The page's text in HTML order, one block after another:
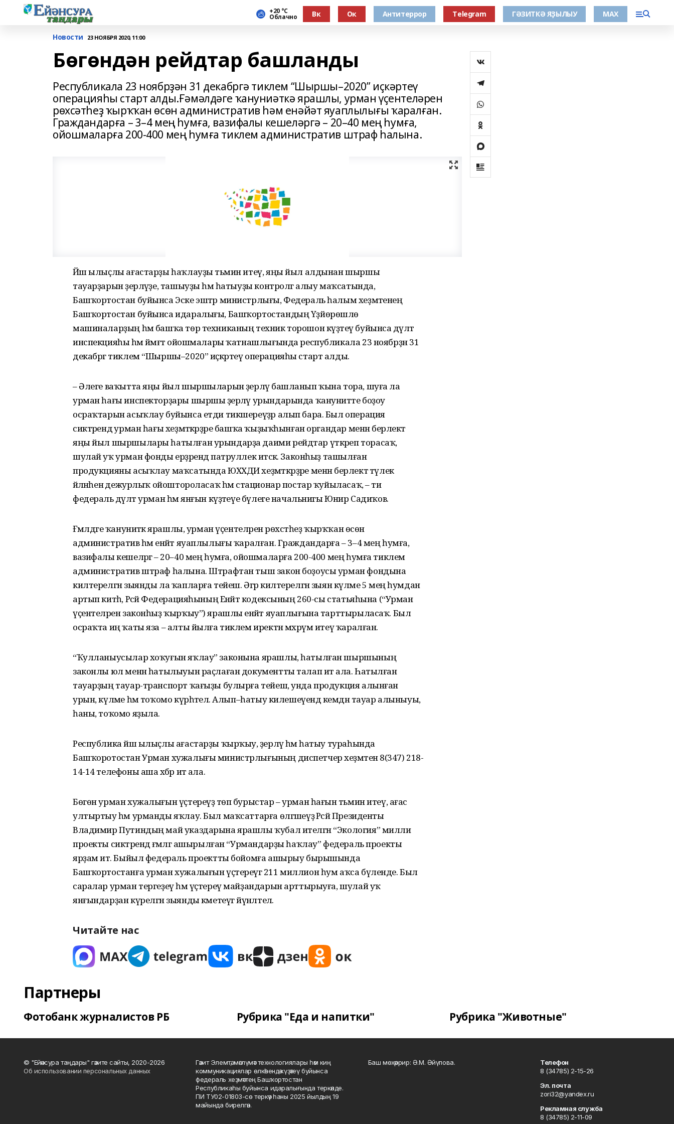
+20 °С
Облачно Вк Ок Антитеррор Тelegram ГӘЗИТКӘ ЯҘЫЛЫУ МАХ
Новости 23 НОЯБРЯ 2020, 11:00
Бөгөндән рейдтар башланды
Республикала 23 ноябрҙән 31 декабргә тиклем “Шыршы–2020” иҫкәртеү
операцияһы старт алды.Ғәмәлдәге ҡануниәткә ярашлы, урман үҫентеләрен
рөхсәтһеҙ ҡырҡҡан өсөн административ һәм енәйәт яуаплылығы ҡаралған.
Граждандарға – 3–4 мең һумға, вазифалы кешеләргә – 20–40 мең һумға,
ойошмаларға 200-400 мең һумға тиклем административ штраф һалына.
Йәш ылыҫлы ағастарҙы һаҡлауҙы тәьмин итеү, яңы йыл алдынан шыршы
тауарҙарын әҙерләүҙе, ташыуҙы һәм һатыуҙы контролгә алыу маҡсатында,
Башҡортостан буйынса Эске эштәр министрлығы, Федераль һалым хеҙмәтенең
Башҡортостан буйынса идаралығы, Башҡортостандың Үҙйөрөшлө
машиналарҙың һәм башҡа төр техниканың техник торошон күҙәтеү буйынса дәүләт
инспекцияһы һәм йәмәғәт ойошмалары ҡатнашлығында республикала 23 ноябрҙән 31
декабргә тиклем “Шыршы–2020” иҫкәртеү операцияһы старт алды.
– Әлеге ваҡытта яңы йыл шыршыларын әҙерләү башланып ҡына тора, шуға ла
урман һағы инспекторҙары шыршы әҙерләү урындарында ҡануниәтте боҙоу
осраҡтарын асыҡлау буйынса етди тикшереүҙәр алып бара. Был операция
сиктәрендә урман һағы хеҙмәткәрҙәре башҡа ҡыҙыҡһынған органдар менән берлектә
яңы йыл шыршылары һатылған урындарҙа даими рейдтар үткәреп торасаҡ,
шулай уҡ урман фонды ерҙәрендә патруллек итәсәк. Законһыҙ ташылған
продукцияны асыҡлау маҡсатында ЮХХДИ хеҙмәткәрҙәре менән берлектә тәүлек
әйләнәһенә дежурлыҡ ойоштороласаҡ һәм стационар постар ҡуйыласаҡ, – ти
федераль дәүләт урман һәм янғын күҙәтеүе бүлеге начальнигы Юнир Садиҡов.
Ғәмәлдәге ҡануниәткә ярашлы, урман үҫентеләрен рөхсәтһеҙ ҡырҡҡан өсөн
административ һәм енәйәт яуаплылығы ҡаралған. Граждандарға – 3–4 мең һумға,
вазифалы кешеләргә – 20–40 мең һумға, ойошмаларға 200-400 мең һумға тиклем
административ штраф һалына. Штрафтан тыш закон боҙоусы урман фондына
килтерелгән зыянды ла ҡапларға тейеш. Әгәр килтерелгән зыян күләме 5 мең һумдан
артып китһә, Рәсәй Федерацияһының Енәйәт кодексының 260-сы статьяһына (“Урман
үҫентеләрен законһыҙ ҡырҡыу”) ярашлы енәйәт яуаплығына тарттырыласаҡ. Был
осраҡта иң ҡаты яза – алты йылға тиклем иректән мәхрүм итеү ҡаралған.
“Ҡулланыусылар хоҡуғын яҡлау” законына ярашлы, һатылған шыршының
законлы юл менән һатылыуын раҫлаған документты талап итә ала. Һатылған
тауарҙың тауар-транспорт ҡағыҙы булырға тейеш, унда продукция алынған
урын, күләме һәм тоҡомо күрһәтелә. Алып–һатыу килешеүендә кемдән тауар алыныуы,
һаны, тоҡомо яҙыла.
Республика йәш ылыҫлы ағастарҙы ҡырҡыу, әҙерләү һәм һатыу тураһында
Башҡоротостан Урман хужалығы министрлығының диспетчер хеҙмәтенә 8(347) 218-
14-14 телефоны аша хәбәр итә ала.
Бөгөн урман хужалығын үҫтереүҙә төп бурыстар – урман һағын тәьмин итеү, ағас
ултыртыу һәм урманды яҡлау. Был маҡсаттарға өлгәшеүҙә Рәсәй Президенты
Владимир Путиндың май указдарына ярашлы ҡубал ителгән “Экология” милли
проекты сиктәрендә ғәмәлгә ашырылған “Урмандарҙы һаҡлау” федераль проекты
ярҙам итә. Быйыл федераль проектты бойомға ашырыу бырышында
Башҡортостанға урман хужалығын үҫтереүгә 211 миллион һум аҡса бүленде. Был
саралар урман тергеҙеү һәм үҫтереү майҙандарын арттырыуға, шулай уҡ
янғындарҙан күрелгән зыянды кәметеүгә йүнәлтелә.
Читайте нас
Партнеры
Фотобанк журналистов РБ Рубрика "Еда и напитки" Рубрика "Животные"
© "Ейәнсура таңдары" гәзите сайты, 2020-2026
Об использовании персональных данных
Гәзит Элемтә, мәғлүмәт технологиялары һәм киң
коммуникациялар өлкәһендә күҙәтеү буйынса
федераль хеҙмәттең Башҡортостан
Республикаһы буйынса идаралығында теркәлде.
ПИ ТУ02-01803-сө теркәү һаны 2025 йылдың 19
майында бирелгән.
Баш мөхәррир: Ә.М. Әйүпова.
Телефон
8 (34785) 2-15-26
Эл. почта
zori32@yandex.ru
Рекламная служба
8 (34785) 2-11-09